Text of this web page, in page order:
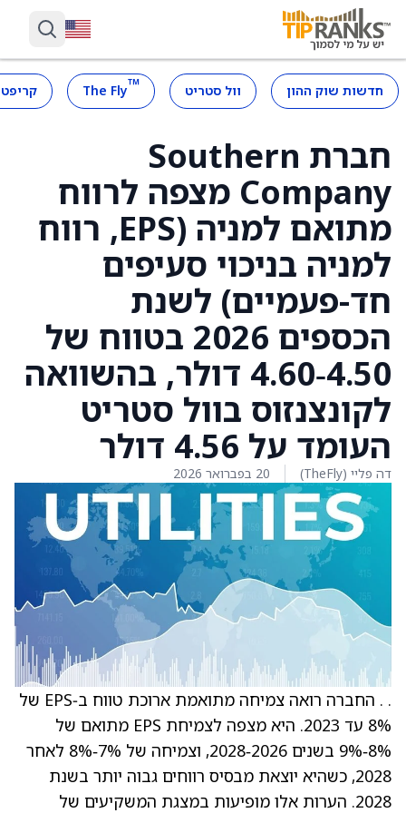
חדשות שוק ההון וול סטריט ™
The Fly
חברת Southern
Company מצפה לרווח
מתואם למניה (EPS, רווח
למניה בניכוי סעיפים
חד-פעמיים) לשנת
הכספים 2026 בטווח של
4.50‑4.60 דולר, בהשוואה
לקונצנזוס בוול סטריט
העומד על 4.56 דולר
דה פליי (TheFly) 20 בפברואר 2026
. . החברה רואה צמיחה מתואמת ארוכת טווח ב‑EPS של
8% עד 2023. היא מצפה לצמיחת EPS מתואם של
8%‑9% בשנים 2026‑2028, וצמיחה של 7%‑8% לאחר
2028, כשהיא יוצאת מבסיס רווחים גבוה יותר בשנת
2028. הערות אלו מופיעות במצגת המשקיעים של